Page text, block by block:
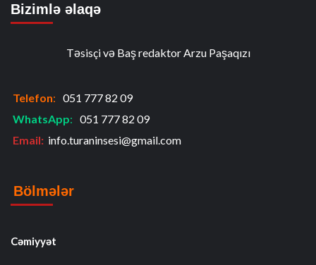
Bizimlə əlaqə
Təsisçi və Baş redaktor Arzu Paşaqızı
Telefon: 051 777 82 09
WhatsApp: 051 777 82 09
Email: info.turaninsesi@gmail.com
Bölmələr
Cəmiyyət